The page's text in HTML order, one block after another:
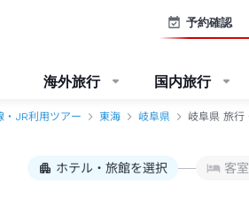
予約確認
海外旅行 国内旅行
・JR利用ツアー 東海 岐阜県 岐阜県 旅行
ホテル・旅館を選択 客